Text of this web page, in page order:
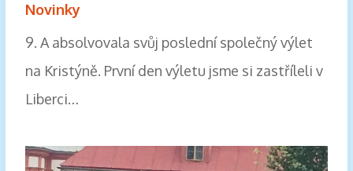
Novinky
9. A absolvovala svůj poslední společný výlet
na Kristýně. První den výletu jsme si zastříleli v
Liberci…